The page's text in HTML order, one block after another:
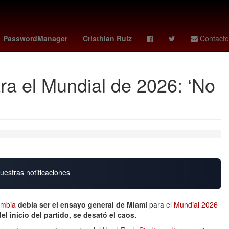
PasswordManager Cristhian Ruiz Contacto
Puebla de Zaragoza Senador
el Mundial de 2026: ‘No
notificaciones
debía ser el ensayo general de Miami para el Mundial 2026
inicio del partido, se desató el caos.